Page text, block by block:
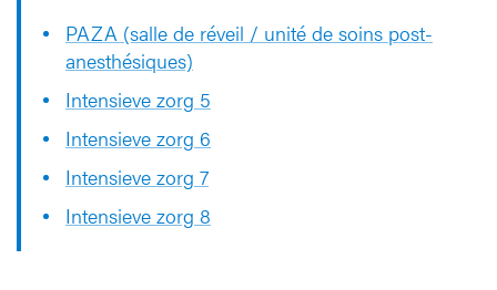
PAZA (salle de réveil / unité de soins post-
anesthésiques)
Intensieve zorg 5
Intensieve zorg 6
Intensieve zorg 7
Intensieve zorg 8